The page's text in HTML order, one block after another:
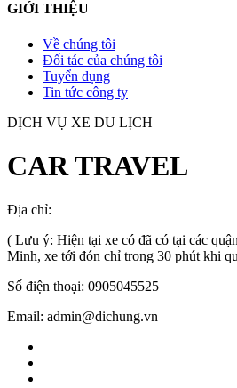
GIỚI THIỆU
Về chúng tôi
Đối tác của chúng tôi
Tuyển dụng
Tin tức công ty
DỊCH VỤ XE DU LỊCH
CAR TRAVEL
Địa chỉ:
( Lưu ý: Hiện tại xe có đã có tại các
Minh, xe tới đón chỉ trong 30 phút khi
Số điện thoại: 0905045525
Email: admin@dichung.vn